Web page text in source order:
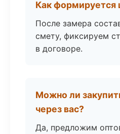
Как формируется
После замера
смету, фиксируем
в договоре.
Можно ли
через вас?
Да, предложим